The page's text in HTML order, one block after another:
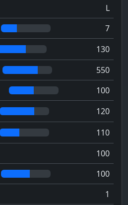
L
7
130
550
100
120
110
100
100
1